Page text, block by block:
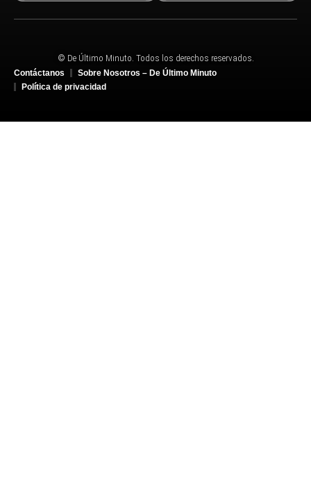
© De Último Minuto. Todos los derechos reservados.
Contáctanos
Sobre Nosotros – De Último Minuto
Política de privacidad